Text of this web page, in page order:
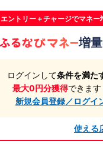
エントリー＋チャージでマネー
増
ログインして条件を満た
最大0円分獲得できます
新規会員登録／ログイ
使える